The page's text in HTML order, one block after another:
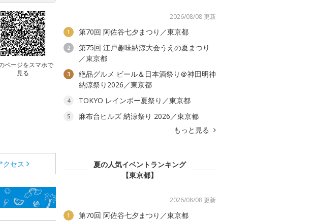
ページをスマホで
見る
クセス
2026/08/08 更新
1 第70回 阿佐谷七夕まつり／東京都
2
第75回 江戸趣味納涼大会うえの夏まつり
／東京都
3
絶品グルメ ビール＆日本酒祭り＠神田明神
納涼祭り2026／東京都
4 TOKYO レインボー夏祭り／東京都
5
麻布台ヒルズ 納涼祭り 2026／東京都
もっと見る
夏の人気イベントランキング
【東京都】
2026/08/08 更新
1 第70回 阿佐谷七夕まつり／東京都